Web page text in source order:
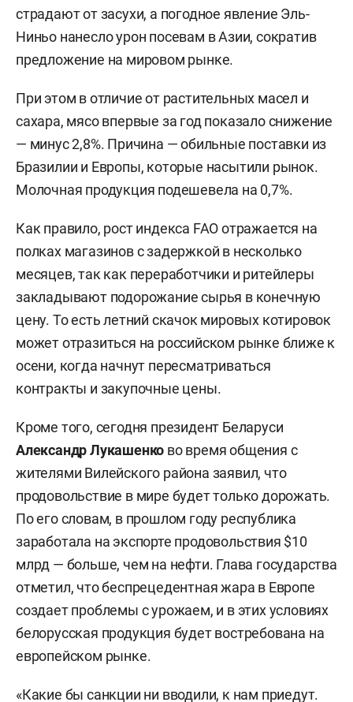
страдают от засухи, а погодное явление Эль-
Ниньо нанесло урон посевам в Азии, сократив
предложение на мировом рынке.
При этом в отличие от растительных масел и
сахара, мясо впервые за год показало снижение
— минус 2,8%. Причина — обильные поставки из
Бразилии и Европы, которые насытили рынок.
Молочная продукция подешевела на 0,7%.
Как правило, рост индекса FAO отражается на
полках магазинов с задержкой в несколько
месяцев, так как переработчики и ритейлеры
закладывают подорожание сырья в конечную
цену. То есть летний скачок мировых котировок
может отразиться на российском рынке ближе к
осени, когда начнут пересматриваться
контракты и закупочные цены.
Кроме того, сегодня президент Беларуси
Александр Лукашенко во время общения с
жителями Вилейского района заявил, что
продовольствие в мире будет только дорожать.
По его словам, в прошлом году республика
заработала на экспорте продовольствия $10
млрд — больше, чем на нефти. Глава государства
отметил, что беспрецедентная жара в Европе
создает проблемы с урожаем, и в этих условиях
белорусская продукция будет востребована на
европейском рынке.
«Какие бы санкции ни вводили, к нам приедут.